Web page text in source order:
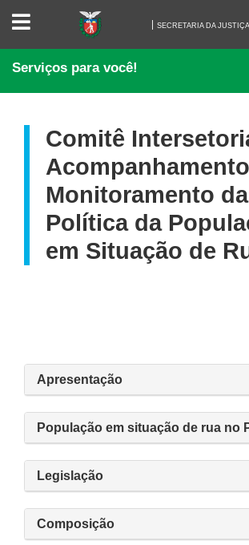
SECRETARIA
JUSTIÇA
E
CIDADANIA
SECRETARIA DA
Serviços para você!
Comitê
Monitoramento da
Política da
em Situação de
Apresentação
População em situação de rua no
Legislação
Composição